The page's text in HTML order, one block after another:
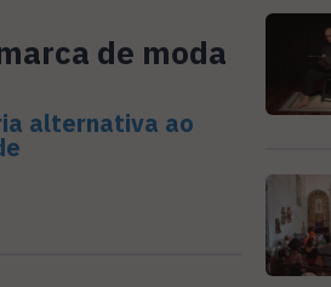
de moda
alternativa ao